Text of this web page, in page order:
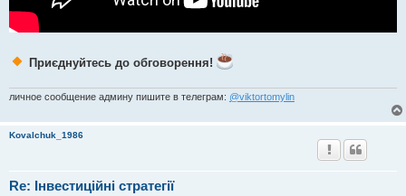
Приєднуйтесь до обговорення!
личное сообщение админу пишите в телеграм: @viktortomylin
Kovalchuk_1986
Re: Інвестиційні стратегії